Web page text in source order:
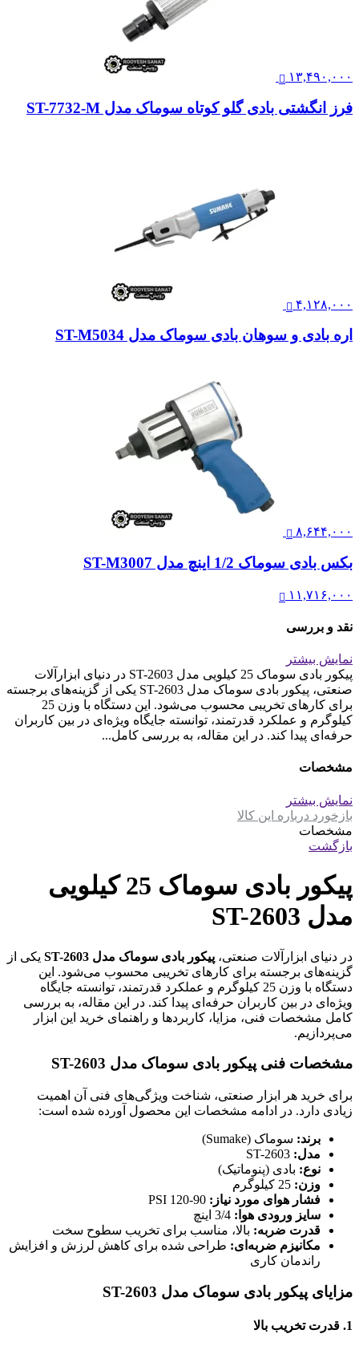
۱۳,۴۹۰,۰۰۰
فرز انگشتی بادی گلو کوتاه سوماک مدل ST-7732-M
۴,۱۲۸,۰۰۰
اره بادی و سوهان بادی سوماک مدل ST-M5034
۸,۶۴۴,۰۰۰
بکس بادی سوماک 1/2 اینچ مدل ST-M3007
۱۱,۷۱۶,۰۰۰
نقد و بررسی
نمایش بیشتر
پیکور بادی سوماک 25 کیلویی مدل ST-2603 در دنیای ابزارآلات
صنعتی، پیکور بادی سوماک مدل ST-2603 یکی از گزینه‌های برجسته
برای کارهای تخریبی محسوب می‌شود. این دستگاه با وزن 25
کیلوگرم و عملکرد قدرتمند، توانسته جایگاه ویژه‌ای در بین کاربران
حرفه‌ای پیدا کند. در این مقاله، به بررسی کامل...
مشخصات
نمایش بیشتر
بازخورد درباره این کالا
مشخصات
بازگشت
پیکور بادی سوماک 25 کیلویی
مدل ST-2603
در دنیای ابزارآلات صنعتی، پیکور بادی سوماک مدل ST-2603
یکی از
گزینه‌های برجسته برای کارهای تخریبی محسوب می‌شود. این
دستگاه با وزن 25 کیلوگرم و عملکرد قدرتمند، توانسته جایگاه
ویژه‌ای در بین کاربران حرفه‌ای پیدا کند. در این مقاله، به بررسی
کامل مشخصات فنی، مزایا، کاربردها و راهنمای خرید این ابزار
می‌پردازیم.
مشخصات فنی پیکور بادی سوماک مدل ST-2603
برای خرید هر ابزار صنعتی، شناخت ویژگی‌های فنی آن اهمیت
زیادی دارد. در ادامه مشخصات این محصول آورده شده است:
برند: سوماک (Sumake)
مدل:
نوع: بادی (پنوماتیک)
وزن:
فشار هوای مورد نیاز:
سایز ورودی هوا:
قدرت ضربه: بالا، مناسب برای تخریب سطوح سخت
مکانیزم ضربه‌ای: طراحی شده برای کاهش لرزش و افزایش
راندمان کاری
مزایای پیکور بادی سوماک مدل ST-2603
1. قدرت تخریب بالا